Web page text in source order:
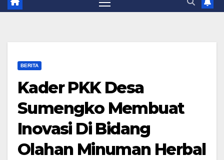
BERITA
Kader PKK Desa
Sumengko Membuat
Inovasi Di Bidang
Olahan Minuman Herbal